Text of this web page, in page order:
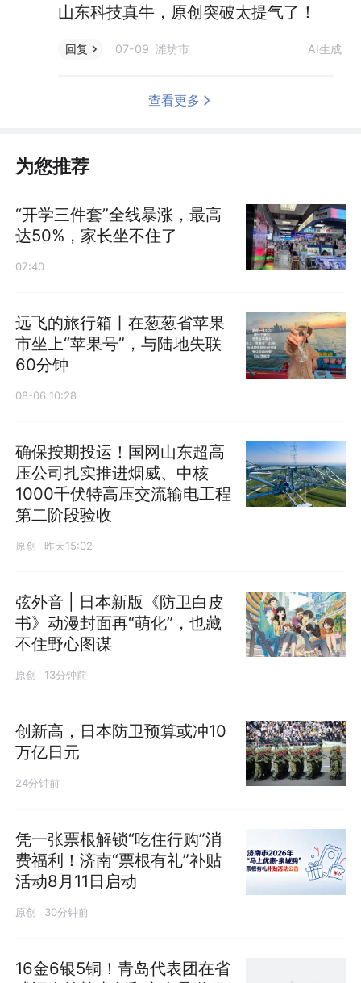
山东科技真牛，原创突破太提气了！
回复 07-09 潍坊市 AI生成
查看更多
为您推荐
“开学三件套”全线暴涨，最高
达50%，家长坐不住了
07:40
远飞的旅行箱丨在葱葱省苹果
市坐上“苹果号”，与陆地失联
60分钟
08-06 10:28
确保按期投运！国网山东超高
压公司扎实推进烟威、中核
1000千伏特高压交流输电工程
第二阶段验收
原创 昨天15:02
弦外音 | 日本新版《防卫白皮
书》动漫封面再“萌化”，也藏
不住野心图谋
原创 13分钟前
创新高，日本防卫预算或冲10
万亿日元
24分钟前
凭一张票根解锁“吃住行购”消
费福利！济南“票根有礼”补贴
活动8月11日启动
原创 30分钟前
16金6银5铜！青岛代表团在省